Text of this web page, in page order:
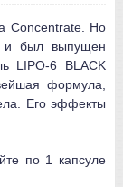
Concentrate. Но
и был выпущен
LIPO-6 BLACK
формула,
Его эффекты
по 1 капсуле